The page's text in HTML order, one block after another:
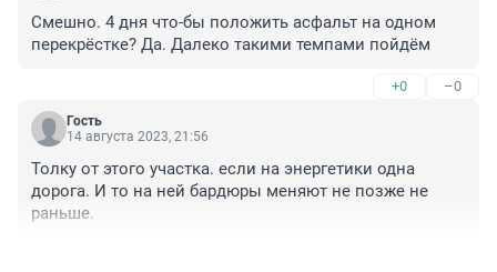
Смешно. 4 дня что-бы положить асфальт на одном
перекрёстке? Да. Далеко такими темпами пойдём
+0 –0
Гость
14 августа 2023, 21:56
Толку от этого участка. если на энергетики одна
дорога. И то на ней бардюры меняют не позже не
раньше.